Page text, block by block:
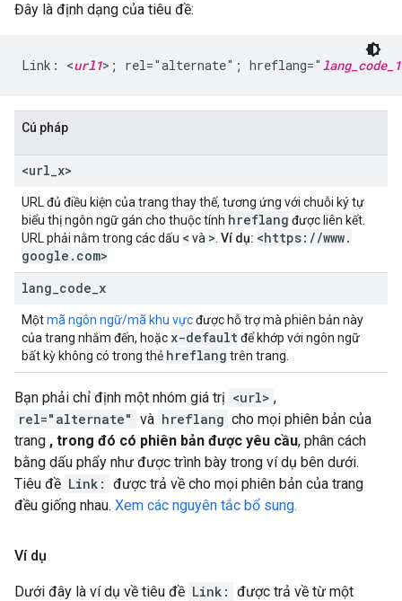
Đây là định dạng của tiêu đề:
Link: <url1>; rel="alternate"; hreflang=" lang_code_1
Cú pháp
<url x>
URL đủ điều kiện của trang thay thế, tương ứng với chuỗi ký tự
biểu thị ngôn ngữ gán cho thuộc tính hreflang được liên kết.
URL phải nằm trong các dấu < và > Ví dụ: <https: //www.
google . com>
lang code x
Mộtmã ngôn ngữ/mã khu vựcđược hỗ trợ mà phiên bản này
của trang nhắm đến, hoặc x-defaultđể khớp với ngôn ngữ
bất kỳ không có trong thẻ hreflang trên trang.
Bạn phải chỉ định một nhóm giá trị <url> ,
rel="alternate" và hreflang cho mọi phiên bản của
trang , trong đó có phiên bản được yêu cầu, phân cách
bằng dấu phẩy như được trình bày trong ví dụ bên dưới.
Tiêu đề Link: được trả về cho mọi phiên bản của trang
đều giống nhau. Xem các nguyên tắc bổ sung.
Ví dụ
Dưới đây là ví dụ về tiêu đề Link: được trả về từ một